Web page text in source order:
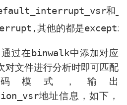
和
过在binwalk中添加对应
对文件进行分析时即可匹配
模式，输出
地址信息，如下，